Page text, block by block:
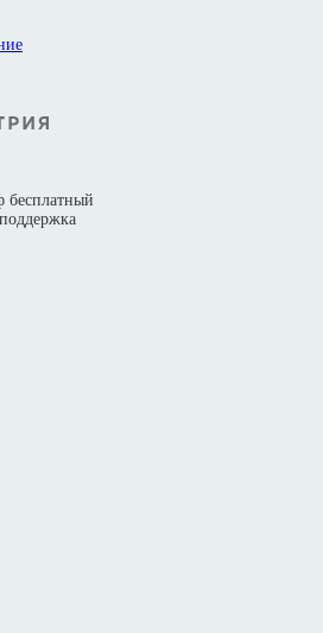
бесплатный